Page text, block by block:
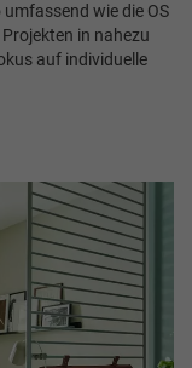
wie die OS
in nahezu
auf individuelle